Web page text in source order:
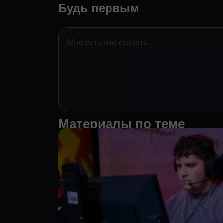
Будь первым
Материалы по теме